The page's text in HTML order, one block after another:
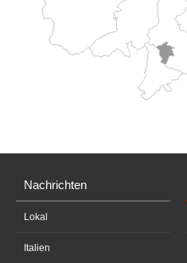
Nachrichten
Lokal
Italien